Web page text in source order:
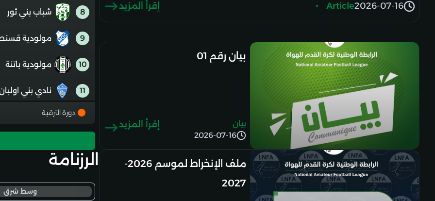
2026-07-16
Article إقرأ المزيد
بيان رقم 01
2026-07-16
بيان إقرأ المزيد
ملف الإنخراط لموسم 2026-
2027
8 شباب بني ثور
9 مولودية
10 مولودية باتنة
11 نادي بني
12 نادي تلاغمة
14
15 اتحاد خميس
دورة الترقية
الرزنامة
وسط شرق